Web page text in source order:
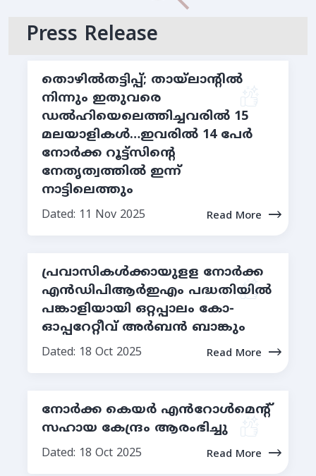
Press Release
തൊഴില്‍തട്ടിപ്പ്; തായ്ലാന്റില്‍
നിന്നും ഇതുവരെ
ഡല്‍ഹിയെലെത്തിച്ചവരില്‍ 15
മലയാളികള്‍…ഇവരില്‍ 14 പേര്‍
നോര്‍ക്ക റൂട്ട്സിന്റെ
നേതൃത്വത്തില്‍ ഇന്ന്
നാട്ടിലെത്തും
Dated: 11 Nov 2025 Read More
പ്രവാസികള്‍ക്കായുളള നോര്‍ക്ക
എന്‍ഡിപിആര്‍ഇഎം പദ്ധതിയില്‍
പങ്കാളിയായി ഒറ്റപ്പാലം കോ-
ഓപ്പറേറ്റീവ് അര്‍ബന്‍ ബാങ്കും
Dated: 18 Oct 2025 Read More
നോർക്ക കെയർ എൻറോൾമെന്റ്
സഹായ കേന്ദ്രം ആരംഭിച്ചു
Dated: 18 Oct 2025 Read More